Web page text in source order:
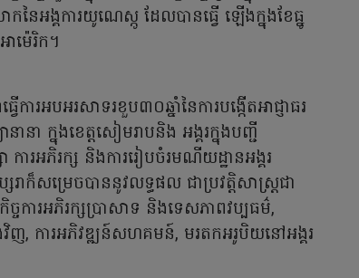
ៃអង្គការយូណេស្កូ ដែលបានធ្វើ ឡើងក្នុងខែធ្នូ
ម៉េរិក។
ការអបអរសាទរខួប៣០ឆ្នាំនៃការបង្កើតអាជ្ញាធរ
ានា ក្នុងខេត្តសៀមរាបនិង អង្គរក្នុងបញ្ជី
រអភិរក្ស និងការរៀបចំរមណីយដ្ឋានអង្គរ
ាក៏សម្រេចបាននូវលទ្ធផល ជាប្រវត្តិសាស្ត្រជា
ការអភិរក្សប្រាសាទ និងទេសភាពវប្បធម៌,
វិញ, ការអភិវឌ្ឍន៍សហគមន៍, មរតកអរូបិយនៅអង្គរ